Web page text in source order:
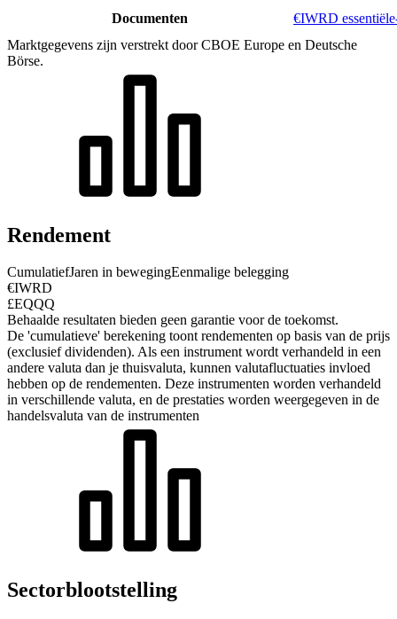
Documenten
€IWRD
Marktgegevens zijn verstrekt door CBOE Europe en Deutsche
Börse.
Rendement
CumulatiefJaren in bewegingEenmalige belegging
€IWRD
£EQQQ
Behaalde resultaten bieden geen garantie voor de toekomst.
De 'cumulatieve' berekening toont rendementen op basis van de prijs
(exclusief dividenden). Als een instrument wordt verhandeld in een
andere valuta dan je thuisvaluta, kunnen valutafluctuaties invloed
hebben op de rendementen. Deze instrumenten worden verhandeld
in verschillende valuta, en de prestaties worden weergegeven in de
handelsvaluta van de instrumenten
Sectorblootstelling